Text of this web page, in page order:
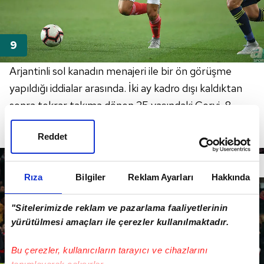
Rıza Bilgiler Reklam Ayarları Hakkında
"Sitelerimizde reklam ve pazarlama faaliyetlerinin
yürütülmesi amaçları ile çerezler kullanılmaktadır.
Bu çerezler, kullanıcıların tarayıcı ve cihazlarını
Reddet
Arjantinli sol kanadın menajeri ile bir ön görüşme
yapıldığı iddialar arasında. İki ay kadro dışı kaldıktan
sonra tekrar takıma dönen 25 yaşındaki Cervi, 8
numarada da oynayabiliyor.